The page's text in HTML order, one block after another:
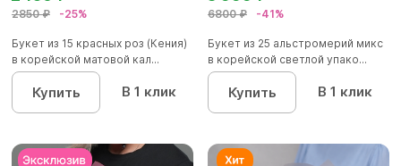
2850 ₽ -25%
Букет из 15 красных роз (Кения)
в корейской матовой кал...
Купить В 1 клик
6800 ₽ -41%
Букет из 25 альстромерий микс
в корейской светлой упако...
Купить В 1 клик